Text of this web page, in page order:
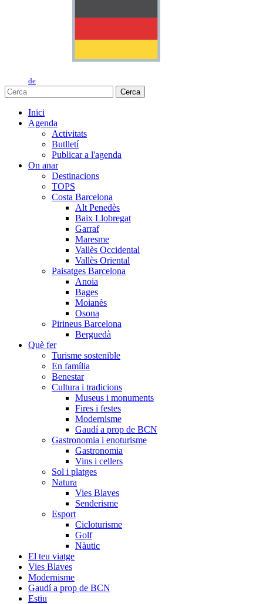
de
Cerca
Inici
Agenda
Activitats
Butlletí
Publicar a l'agenda
On anar
Destinacions
TOPS
Costa Barcelona
Alt Penedès
Baix Llobregat
Garraf
Maresme
Vallès Occidental
Vallès Oriental
Paisatges Barcelona
Anoia
Bages
Moianès
Osona
Pirineus Barcelona
Berguedà
Què fer
Turisme sostenible
En família
Benestar
Cultura i tradicions
Museus i monuments
Fires i festes
Modernisme
Gaudí a prop de BCN
Gastronomia i enoturisme
Gastronomia
Vins i cellers
Sol i platges
Natura
Vies Blaves
Senderisme
Esport
Cicloturisme
Golf
Nàutic
El teu viatge
Vies Blaves
Modernisme
Gaudí a prop de BCN
Estiu